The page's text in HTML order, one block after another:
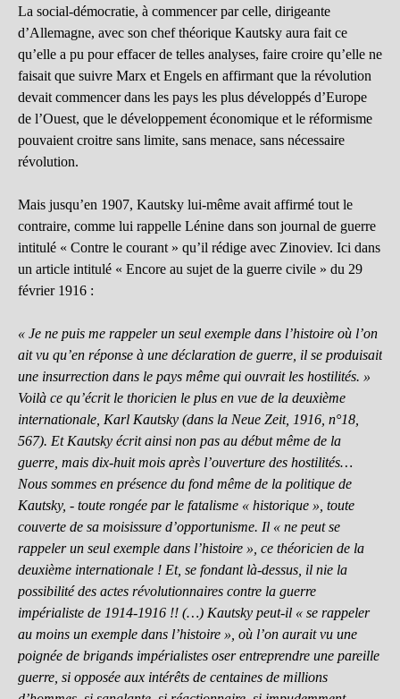
La social-démocratie, à commencer par celle, dirigeante
d’Allemagne, avec son chef théorique Kautsky aura fait ce
qu’elle a pu pour effacer de telles analyses, faire croire qu’elle ne
faisait que suivre Marx et Engels en affirmant que la révolution
devait commencer dans les pays les plus développés d’Europe
de l’Ouest, que le développement économique et le réformisme
pouvaient croitre sans limite, sans menace, sans nécessaire
révolution.
Mais jusqu’en 1907, Kautsky lui-même avait affirmé tout le
contraire, comme lui rappelle Lénine dans son journal de guerre
intitulé « Contre le courant » qu’il rédige avec Zinoviev. Ici dans
un article intitulé « Encore au sujet de la guerre civile » du 29
février 1916 :
« Je ne puis me rappeler un seul exemple dans l’histoire où l’on
ait vu qu’en réponse à une déclaration de guerre, il se produisait
une insurrection dans le pays même qui ouvrait les hostilités. »
Voilà ce qu’écrit le thoricien le plus en vue de la deuxième
internationale, Karl Kautsky (dans la Neue Zeit, 1916, n°18,
567). Et Kautsky écrit ainsi non pas au début même de la
guerre, mais dix-huit mois après l’ouverture des hostilités…
Nous sommes en présence du fond même de la politique de
Kautsky, - toute rongée par le fatalisme « historique », toute
couverte de sa moisissure d’opportunisme. Il « ne peut se
rappeler un seul exemple dans l’histoire », ce théoricien de la
deuxième internationale ! Et, se fondant là-dessus, il nie la
possibilité des actes révolutionnaires contre la guerre
impérialiste de 1914-1916 !! (…) Kautsky peut-il « se rappeler
au moins un exemple dans l’histoire », où l’on aurait vu une
poignée de brigands impérialistes oser entreprendre une pareille
guerre, si opposée aux intérêts de centaines de millions